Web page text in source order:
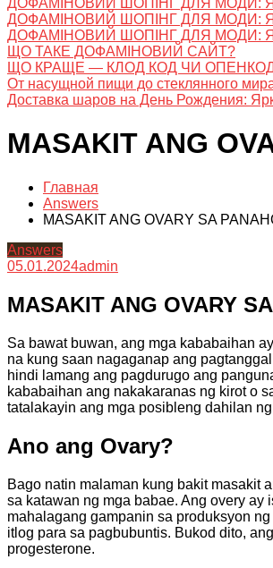
ДОФАМІНОВИЙ ШОПІНГ ДЛЯ МОДИ:
ДОФАМІНОВИЙ ШОПІНГ ДЛЯ МОДИ:
ДОФАМІНОВИЙ ШОПІНГ ДЛЯ МОДИ:
ЩО ТАКЕ ДОФАМІНОВИЙ САЙТ?
ЩО КРАЩЕ — КЛОД КОД ЧИ
От насущной пищи до стеклянного
Доставка шаров на День Рождения:
MASAKIT ANG
Главная
Answers
MASAKIT ANG OVARY SA
Answers
05.01.2024admin
MASAKIT ANG OVARY
Sa bawat buwan, ang mga kababaihan
na kung saan nagaganap ang
hindi lamang ang pagdurugo ang
kababaihan ang nakakaranas ng kirot o
tatalakayin ang mga posibleng dahilan
Ano ang Ovary?
Bago natin malaman kung bakit masakit
sa katawan ng mga babae. Ang overy
mahalagang gampanin sa produksyon
itlog para sa pagbubuntis. Bukod dito,
progesterone.